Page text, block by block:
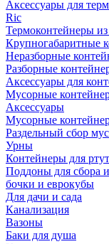
Аксессуары для
Ric
Термоконтейнеры
Крупногабаритные
Неразборные
Разборные
Аксессуары для
Мусорные
Аксессуары
Мусорные
Раздельный сбор
Урны
Контейнеры для
Поддоны для сбора
бочки и еврокубы
Для дачи и сада
Канализация
Вазоны
Баки для душа